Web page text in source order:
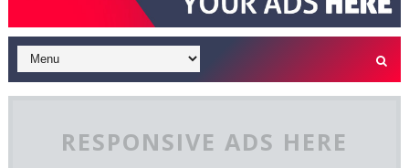
RESPONSIVE ADS HERE